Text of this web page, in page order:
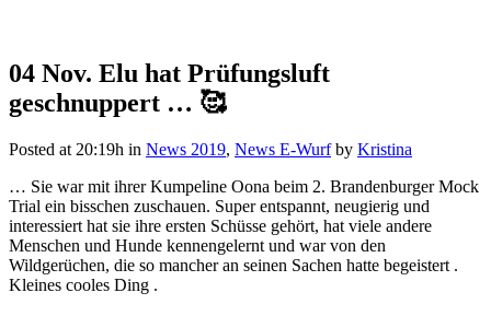
04 Nov. Elu hat Prüfungsluft
geschnuppert … 🥰
Posted at 20:19h in News 2019, News E-Wurf by Kristina
… Sie war mit ihrer Kumpeline Oona beim 2. Brandenburger Mock
Trial ein bisschen zuschauen. Super entspannt, neugierig und
interessiert hat sie ihre ersten Schüsse gehört, hat viele andere
Menschen und Hunde kennengelernt und war von den
Wildgerüchen, die so mancher an seinen Sachen hatte begeistert .
Kleines cooles Ding .